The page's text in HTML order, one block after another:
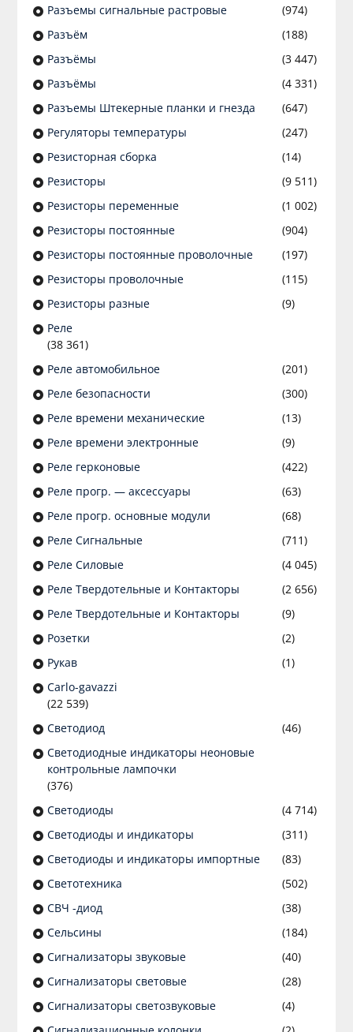
Разъeмы сигнальные растровые
(974)
Разъём
(188)
Разъёмы
(3 447)
Разъёмы
(4 331)
Разъемы Штекерные планки и гнезда
(647)
Регуляторы температуры
(247)
Резисторная сборка
(14)
Резисторы
(9 511)
Резисторы переменные
(1 002)
Резисторы постоянные
(904)
Резисторы постоянные проволочные
(197)
Резисторы проволочные
(115)
Резисторы разные
(9)
Реле
(38 361)
Реле автомобильное
(201)
Реле безопасности
(300)
Реле времени механические
(13)
Реле времени электронные
(9)
Реле герконовые
(422)
Реле прогр. — аксессуары
(63)
Реле прогр. основные модули
(68)
Реле Сигнальные
(711)
Реле Силовые
(4 045)
Реле Твердотельные и Контакторы
(2 656)
Реле Твердотельные и Контакторы
(9)
Розетки
(2)
Рукав
(1)
Сarlo-gavazzi
(22 539)
Светодиод
(46)
Светодиодные индикаторы неоновые
контрольные лампочки
(376)
Светодиоды
(4 714)
Светодиоды и индикаторы
(311)
Светодиоды и индикаторы импортные
(83)
Светотехника
(502)
СВЧ -диод
(38)
Сельсины
(184)
Сигнализаторы звуковые
(40)
Сигнализаторы световые
(28)
Сигнализаторы светозвуковые
(4)